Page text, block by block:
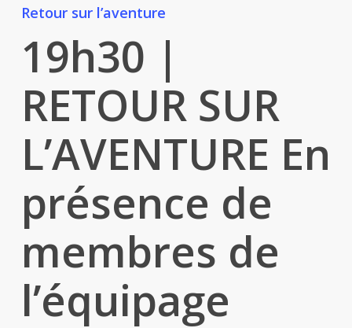
Retour sur l’aventure
19h30 |
RETOUR SUR
L’AVENTURE En
présence de
membres de
l’équipage